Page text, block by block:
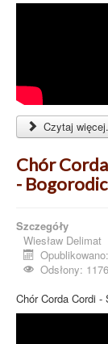
Czytaj
Chór
-
Szczegóły
Wiesław Delimat
Odsłony:
Chór Corda Cordi